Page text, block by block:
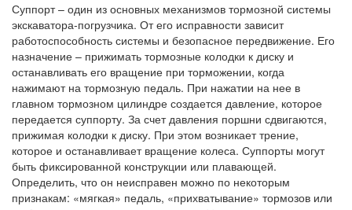
Суппорт – один из основных механизмов тормозной системы
экскаватора-погрузчика. От его исправности зависит
работоспособность системы и безопасное передвижение. Его
назначение – прижимать тормозные колодки к диску и
останавливать его вращение при торможении, когда
нажимают на тормозную педаль. При нажатии на нее в
главном тормозном цилиндре создается давление, которое
передается суппорту. За счет давления поршни сдвигаются,
прижимая колодки к диску. При этом возникает трение,
которое и останавливает вращение колеса. Суппорты могут
быть фиксированной конструкции или плавающей.
Определить, что он неисправен можно по некоторым
признакам: «мягкая» педаль, «прихватывание» тормозов или